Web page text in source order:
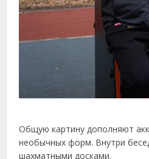
Общую картину дополняют
необычных форм. Внутри
шахматными досками.